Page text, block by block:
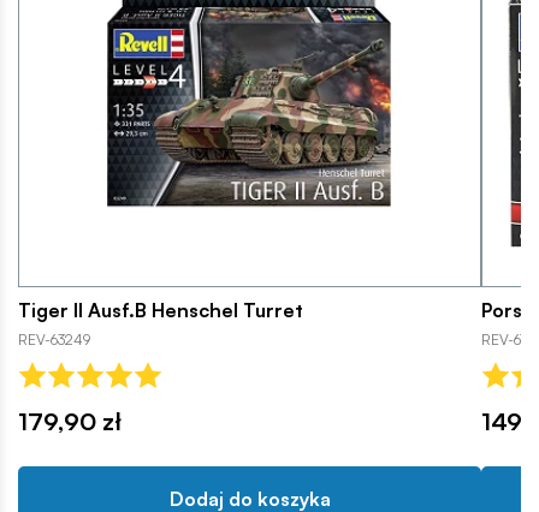
Tiger II Ausf.B Henschel Turret
REV-63249
179,90 zł
Dodaj do koszyka
REV-